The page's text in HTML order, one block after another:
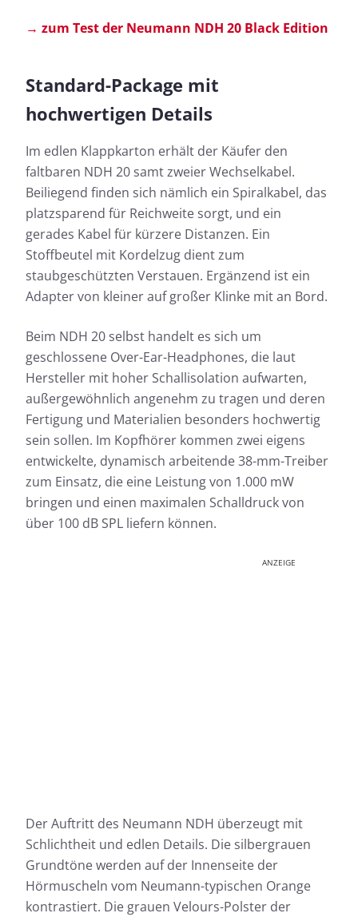
→ zum Test der Neumann NDH 20 Black Edition
Standard-Package mit
hochwertigen Details
Im edlen Klappkarton erhält der Käufer den
faltbaren NDH 20 samt zweier Wechselkabel.
Beiliegend finden sich nämlich ein Spiralkabel, das
platzsparend für Reichweite sorgt, und ein
gerades Kabel für kürzere Distanzen. Ein
Stoffbeutel mit Kordelzug dient zum
staubgeschützten Verstauen. Ergänzend ist ein
Adapter von kleiner auf großer Klinke mit an Bord.
Beim NDH 20 selbst handelt es sich um
geschlossene Over-Ear-Headphones, die laut
Hersteller mit hoher Schallisolation aufwarten,
außergewöhnlich angenehm zu tragen und deren
Fertigung und Materialien besonders hochwertig
sein sollen. Im Kopfhörer kommen zwei eigens
entwickelte, dynamisch arbeitende 38-mm-Treiber
zum Einsatz, die eine Leistung von 1.000 mW
bringen und einen maximalen Schalldruck von
über 100 dB SPL liefern können.
ANZEIGE
Der Auftritt des Neumann NDH überzeugt mit
Schlichtheit und edlen Details. Die silbergrauen
Grundtöne werden auf der Innenseite der
Hörmuscheln vom Neumann-typischen Orange
kontrastiert. Die grauen Velours-Polster der